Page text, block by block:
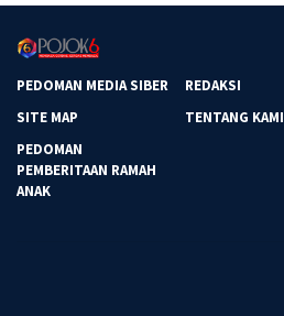
PEDOMAN MEDIA SIBER REDAKSI
SITE MAP
TENTANG KAMI
PEDOMAN
PEMBERITAAN RAMAH
ANAK